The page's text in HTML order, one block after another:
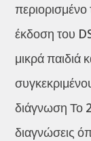
έκδοση του
μικρά παιδιά
διάγνωση Το
διαγνώσεις